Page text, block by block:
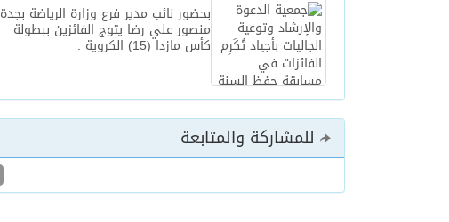
بحضور نائب مدير فرع وزارة الرياضة بجدة
منصور علي رضا يتوج الفائزين ببطولة
كأس مازدا (15) الكروية .
للمشاركة والمتابعة